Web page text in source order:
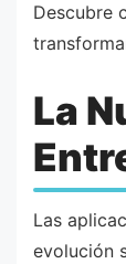
Descubre
La
Las
evolución